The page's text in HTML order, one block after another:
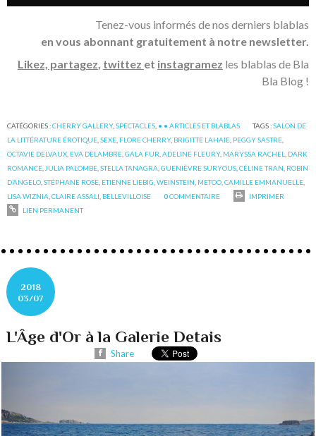
Tenez-vous informés de nos derniers blablas
en vous abonnant gratuitement à notre newsletter.
Likez, partagez, twittez et instagramez les blablas de Bla
Bla Blog !
CATÉGORIES :CHERRY GALLERY,SPECTACLES • • ARTICLES ET BLABLAS TAGS :SALON DE
LA LITTÉRATURE ÉROTIQUE ,SEXE FLORE CHERRY, BRIGITTE LAHAIE PEGGY SASTRE
OCTAVIE DELVAUX EVA DELAMBRE ,GALA FUR ,ADELINE FLEURY, MARYSSA RACHEL
DARK
ROMANCE JULIA PALOMBE ,STELLA TANAGRA ,GUENIÈVRE SURYOUS ,CÉLINE TRAN ROBIN
D’ANGELO ,STÉPHANE ROSE ETIENNE LIEBIG ,WEINSTEIN METOO ,CAMILLE EMMANUELLE
LISA WIZNIA ,CLAIRE ASSALI BELLEVILLOISE 0COMMENTAIRE
IMPRIMER
LIEN PERMANENT
2018
03/07
L'Âge d'Or à la Galerie Detais
Share